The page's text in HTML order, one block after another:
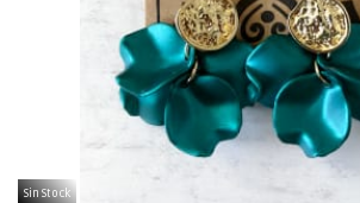
Sin Stock